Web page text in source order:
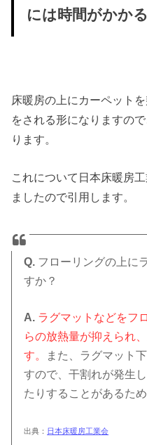
には時間がかかる
床暖房の上にカーペット
をされる形になりますの
ります。
これについて日本床暖房
ましたので引用します。
Q. フローリングの上に
すか？
A. ラグマットなどをフ
らの放熱量が抑えられ
す。
また、ラグマット
すので、干割れが発生
たりすることがあるた
出典： 日本床暖房工業会